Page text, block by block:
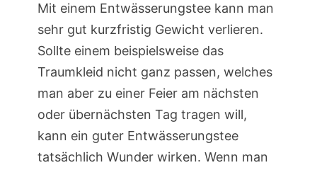
Mit einem Entwässerungstee kann man
sehr gut kurzfristig Gewicht verlieren.
Sollte einem beispielsweise das
Traumkleid nicht ganz passen, welches
man aber zu einer Feier am nächsten
oder übernächsten Tag tragen will,
kann ein guter Entwässerungstee
tatsächlich Wunder wirken. Wenn man